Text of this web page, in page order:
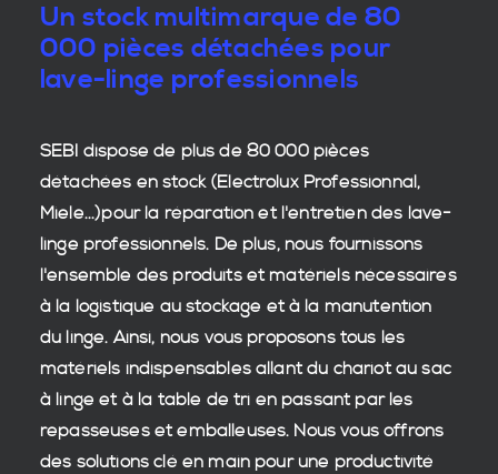
Un stock multimarque de 80
000 pièces détachées pour
lave-linge professionnels
SEBI dispose de plus de 80 000pièces
détachées en stock(Electrolux Professionnal,
Miele...)pour la réparation et l'entretien des lave-
linge professionnels. De plus, nous fournissons
l'ensemble des produits et matériels nécessaires
à la logistique au stockage et à la manutention
du linge. Ainsi, nous vous proposons tous les
matériels indispensables allant du chariot au sac
à linge et à la table de tri en passant par les
repasseuses et emballeuses. Nous vous offrons
des solutions clé en main pour une productivité